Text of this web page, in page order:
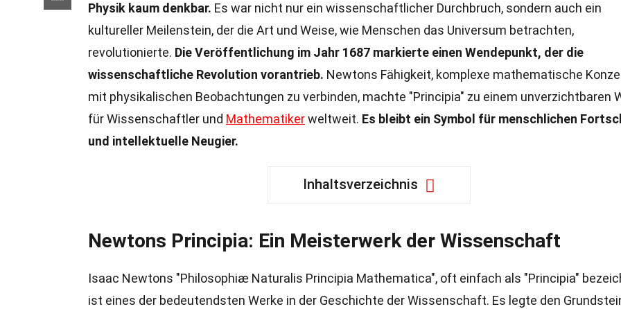
Physik kaum denkbar. Es war nicht nur ein wissenschaftlicher Durchbruch, sondern auch ein
kultureller Meilenstein, der die Art und Weise, wie Menschen das Universum betrachten,
revolutionierte. Die Veröffentlichung im Jahr 1687 markierte einen Wendepunkt, der die
wissenschaftliche Revolution vorantrieb. Newtons Fähigkeit, komplexe mathematische
mit physikalischen Beobachtungen zu verbinden, machte "Principia" zu einem unverzichtbaren
für Wissenschaftler und Mathematikerweltweit. Es bleibt ein Symbol für menschlichen
und intellektuelle Neugier.
Inhaltsverzeichnis
Newtons Principia: Ein Meisterwerk der Wissenschaft
Isaac Newtons "Philosophiæ Naturalis Principia Mathematica", oft einfach als "Principia"
ist eines der bedeutendsten Werke in der Geschichte der Wissenschaft. Es legte den